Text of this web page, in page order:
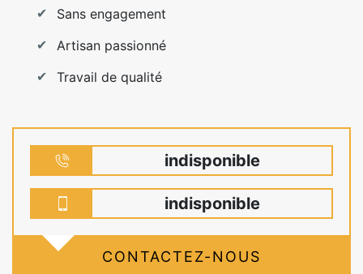
Sans engagement
Artisan passionné
Travail de qualité
indisponible
indisponible
CONTACTEZ-NOUS